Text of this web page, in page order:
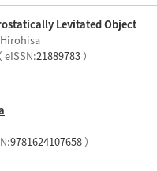
Levitated Object
Hirohisa
（ eISSN:21889783）
9781624107658）